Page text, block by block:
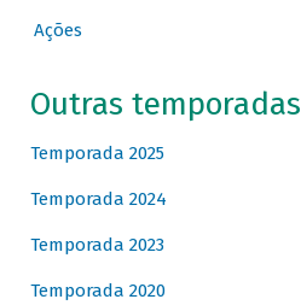
Ações
Outras temporadas
Temporada 2025
Temporada 2024
Temporada 2023
Temporada 2020